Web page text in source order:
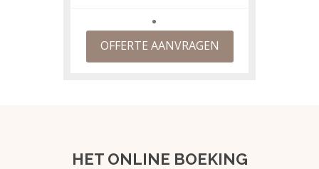
OFFERTE AANVRAGEN
HET ONLINE BOEKING